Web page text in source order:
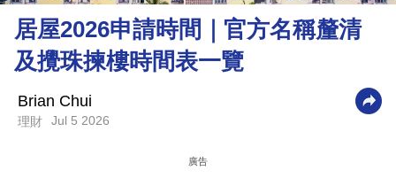
理
財
商
居屋2026申請時間｜官方名稱釐清
及攪珠揀樓時間表一覽
Brian Chui
理財 Jul 5 2026
廣告